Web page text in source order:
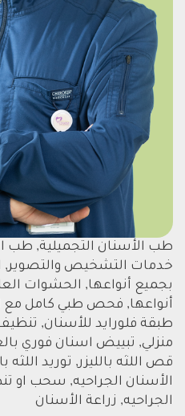
طب الأسنان التجميلية, طب
خدمات التشخيص والتصوير,
بجميع أنواعها, الحشوات
أنواعها, فحص طبي كامل
طبقة فلورايد للأسنان,
منزلي, تبييض اسنان فوري
قص اللثه بالليزر, توريد
الأسنان الجراحيه, سحب او
الجراحيه, زراعة الأسنان